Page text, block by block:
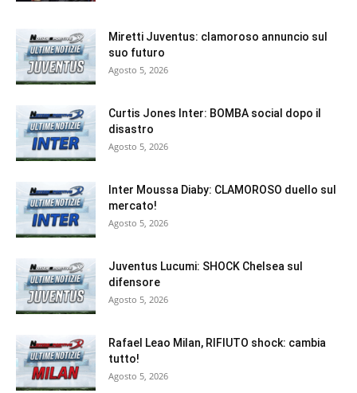
Miretti Juventus: clamoroso annuncio sul
suo futuro
Agosto 5, 2026
Curtis Jones Inter: BOMBA social dopo il
disastro
Agosto 5, 2026
Inter Moussa Diaby: CLAMOROSO duello sul
mercato!
Agosto 5, 2026
Juventus Lucumi: SHOCK Chelsea sul
difensore
Agosto 5, 2026
Rafael Leao Milan, RIFIUTO shock: cambia
tutto!
Agosto 5, 2026